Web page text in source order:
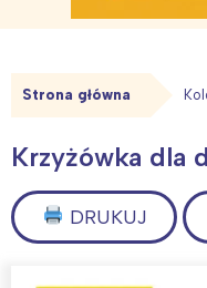
Strona główna
Krzyżówka dla
DRUKUJ